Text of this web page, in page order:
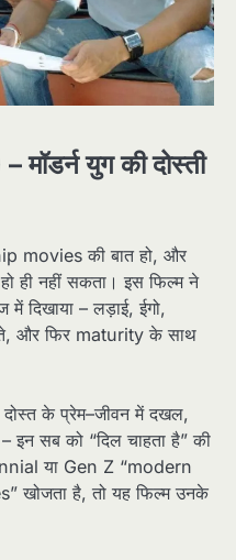
मॉडर्न युग की दोस्ती
movies की बात हो, और
ही नहीं सकता। इस फिल्म ने
में दिखाया – लड़ाई, ईगो,
और फिर maturity के साथ
के प्रेम–जीवन में दखल,
इन सब को “दिल चाहता है” की
या Gen Z “modern
खोजता है, तो यह फिल्म उनके